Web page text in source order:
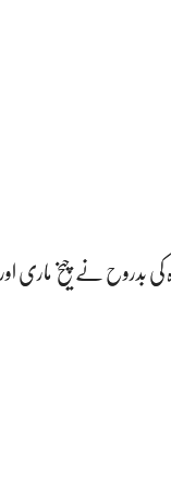
بدروح نے چیخ ماری اور